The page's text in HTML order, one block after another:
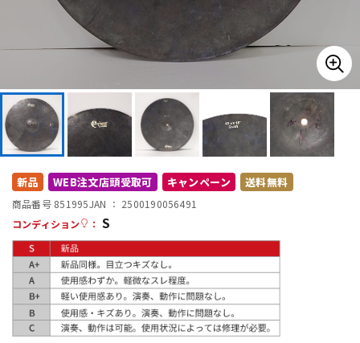
アンプ エフェクター
DTM オンライン納品 レコーディング機器
配信/ライブ機器 楽器アクセサリ
中古 ヴィンテージ
新品 WEB注文店頭受取可 キャンペーン 送料無料
商品番号 851995JAN ： 2500190056491
コンディション
： S